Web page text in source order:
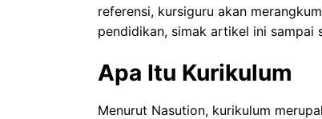
referensi, kursiguru akan
pendidikan, simak artikel ini sampai
Apa Itu Kurikulum
Menurut Nasution, kurikulum